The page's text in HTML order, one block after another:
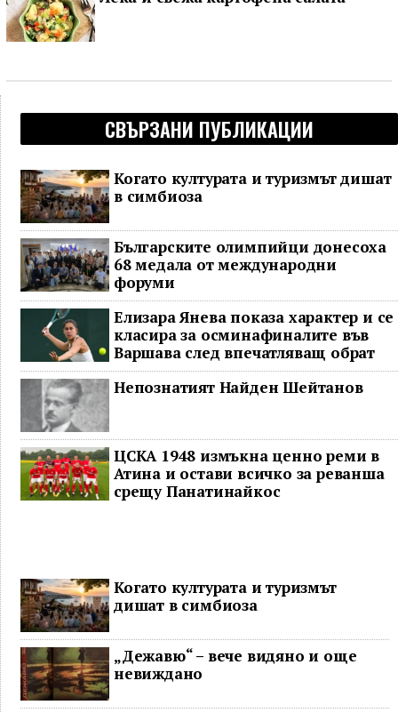
СВЪРЗАНИ ПУБЛИКАЦИИ
Когато културата и туризмът дишат
в симбиоза
Българските олимпийци донесоха
68 медала от международни
форуми
Елизара Янева показа характер и се
класира за осминафиналите във
Варшава след впечатляващ обрат
Непознатият Найден Шейтанов
ЦСКА 1948 измъкна ценно реми в
Атина и остави всичко за реванша
срещу Панатинайкос
Когато културата и туризмът
дишат в симбиоза
„Дежавю“ – вече видяно и още
невиждано